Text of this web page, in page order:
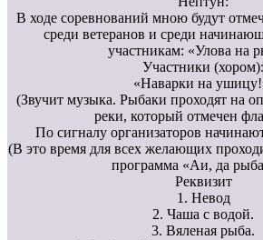
В ходе соревнований мною будут
среди ветеранов и среди
участникам: «Улова на
Участники (хором):
«Наварки на
(Звучит музыка. Рыбаки проходят на
реки, который отмечен
По сигналу организаторов
(В это время для всех желающих
программа «Аи, да
Реквизит
1. Невод
2. Чаша с водой.
3. Вяленая рыба.